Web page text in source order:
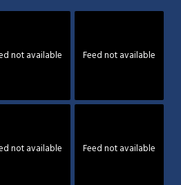
not available Feed not available
not available Feed not available